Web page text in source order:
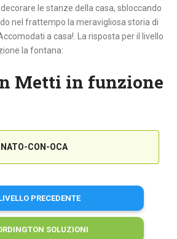
le stanze della casa, sbloccando
nel frattempo la meravigliosa storia di
a casa!. La risposta per il livello
la fontana:
Metti in funzione
CON-OCA
PRECEDENTE
SOLUZIONI